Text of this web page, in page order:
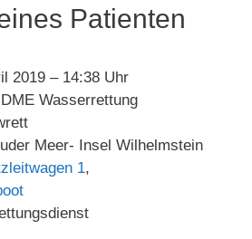
Patienten
2019 – 14:38 Uhr
DME Wasserrettung
Meer- Insel Wilhelmstein
1,